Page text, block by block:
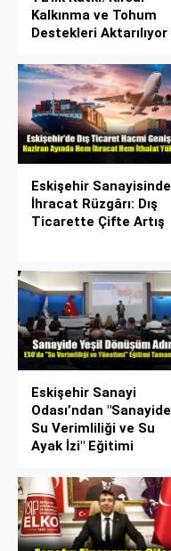
Kalkınma ve Tohum
Destekleri Aktarılıyor
Eskişehir Sanayisinde
İhracat Rüzgârı: Dış
Ticarette Çifte Artış
Eskişehir Sanayi
Odası’ndan "Sanayide
Su Verimliliği ve Su
Ayak İzi" Eğitimi